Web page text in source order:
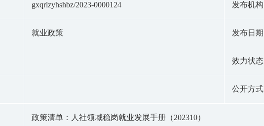
gxqrlzyhshbz/2023-0000124 发布机构
就业政策 发布日期
效力状态
公开方式
政策清单：人社领域稳岗就业发展手册（202310）